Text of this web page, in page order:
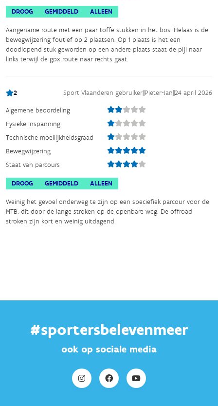
DROOG GEMIDDELD ALLEEN
Aangename route met een paar toffe stukken in het bos. Helaas is de
bewegwijzering foutief op 2 plaatsen. Op 1 plaats is het een
doodlopend stuk geworden op een andere plaats staat de pijl naar
links terwijl de gpx route naar rechts gaat.
2 Sport Vlaanderen gebruiker||Pieter-Jan||24 april 2026
Algemene beoordeling
Fysieke inspanning
Technische moeilijkheidsgraad
Bewegwijzering
Staat van parcours
DROOG GEMIDDELD ALLEEN
Weinig het gevoel onderweg te zijn op een speciefiek parcour voor de
MTB, dit door de lange stroken op de openbare weg. De offroad
stroken zijn kort en weinig uitdagend.
#sportersbelevenmeer
ook op sociale media